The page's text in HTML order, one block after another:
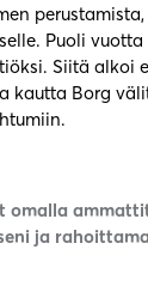
Puoli
Siitä alkoi
kautta Borg
omalla
ja